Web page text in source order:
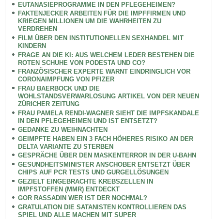
EUTANASIEPROGRAMME IN DEN PFLEGEHEIMEN?
FAKTENJECKER ARBEITEN FÜR DIE IMPFFIRMEN UND
KRIEGEN MILLIONEN UM DIE WAHRHEITEN ZU
VERDREHEN
FILM ÜBER DEN INSTITUTIONELLEN SEXHANDEL MIT
KINDERN
FRAGE AN DIE KI: AUS WELCHEM LEDER BESTEHEN DIE
ROTEN SCHUHE VON PODESTA UND CO?
FRANZÖSISCHER EXPERTE WARNT EINDRINGLICH VOR
CORONAIMPFUNG VON PFIZER
FRAU BAERBOCK UND DIE
WOHLSTANDSVERWARLOSUNG ARTIKEL VON DER NEUEN
ZÜRICHER ZEITUNG
FRAU PAMELA RENDI-WAGNER SIEHT DIE IMPFSKANDALE
IN DEN PFLEGEHEIMEN UND IST ENTSETZT?
GEDANKE ZU WEIHNACHTEN
GEIMPFTE HABEN EIN 3 FACH HÖHERES RISIKO AN DER
DELTA VARIANTE ZU STERBEN
GESPRÄCHE ÜBER DEN MASKENTERROR IN DER U-BAHN
GESUNDHEITSMINISTER ANSCHOBER ENTSETZT ÜBER
CHIPS AUF PCR TESTS UND GURGELLÖSUNGEN
GEZIELT EINGEBRACHTE KREBSZELLEN IN
IMPFSTOFFEN (MMR) ENTDECKT
GOR RASSADIN WER IST DER NOCHMAL?
GRATULATION DIE SATANISTEN KONTROLLIEREN DAS
SPIEL UND ALLE MACHEN MIT SUPER